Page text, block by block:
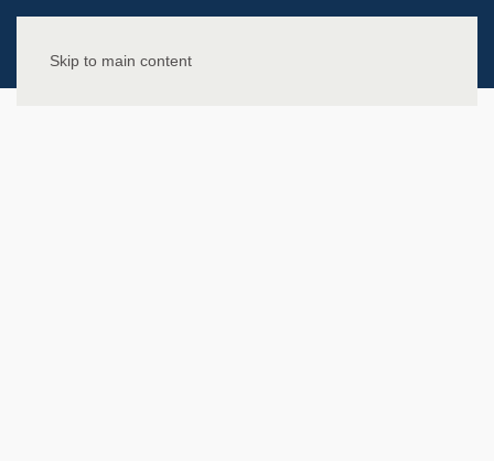
Skip to main content